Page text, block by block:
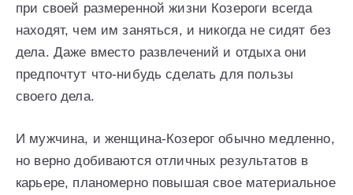
при своей размеренной жизни Козероги всегда
находят, чем им заняться, и никогда не сидят без
дела. Даже вместо развлечений и отдыха они
предпочтут что-нибудь сделать для пользы
своего дела.
И мужчина, и женщина-Козерог обычно медленно,
но верно добиваются отличных результатов в
карьере, планомерно повышая свое материальное